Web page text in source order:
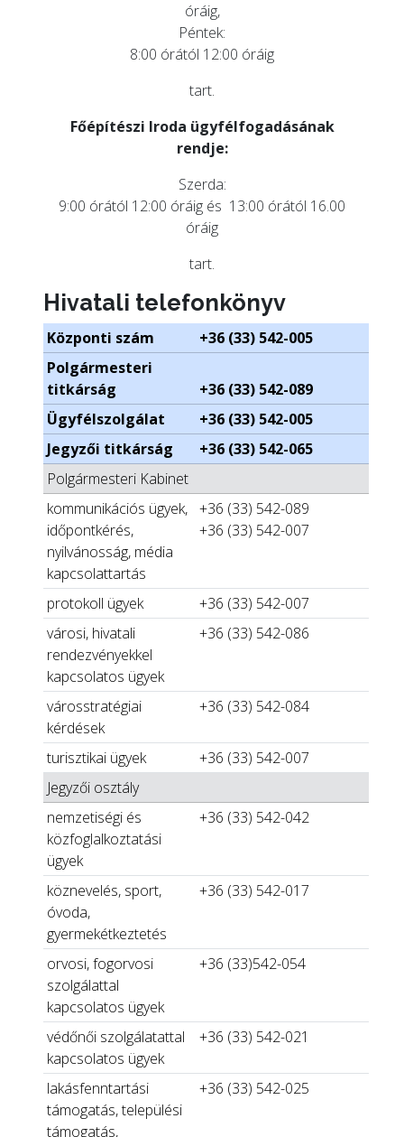
óráig,
Péntek:
8:00 órától 12:00 óráig
tart.
Főépítészi Iroda ügyfélfogadásának
rendje:
Szerda:
9:00 órától 12:00 óráig és 13:00 órától 16.00
óráig
tart.
Hivatali telefonkönyv
Központi szám
+36 (33) 542-005
Polgármesteri
titkárság
+36 (33) 542-089
Ügyfélszolgálat
+36 (33) 542-005
Jegyzői titkárság
+36 (33) 542-065
Polgármesteri Kabinet
kommunikációs ügyek,
időpontkérés,
nyilvánosság, média
kapcsolattartás
+36 (33) 542-089
+36 (33) 542-007
protokoll ügyek
+36 (33) 542-007
városi, hivatali
rendezvényekkel
kapcsolatos ügyek
+36 (33) 542-086
városstratégiai
kérdések
+36 (33) 542-084
turisztikai ügyek
+36 (33) 542-007
Jegyzői osztály
nemzetiségi és
közfoglalkoztatási
ügyek
+36 (33) 542-042
köznevelés, sport,
óvoda,
gyermekétkeztetés
+36 (33) 542-017
orvosi, fogorvosi
szolgálattal
kapcsolatos ügyek
+36 (33)542-054
védőnői szolgálatattal
kapcsolatos ügyek
+36 (33) 542-021
lakásfenntartási
támogatás, települési
támogatás,
+36 (33) 542-025